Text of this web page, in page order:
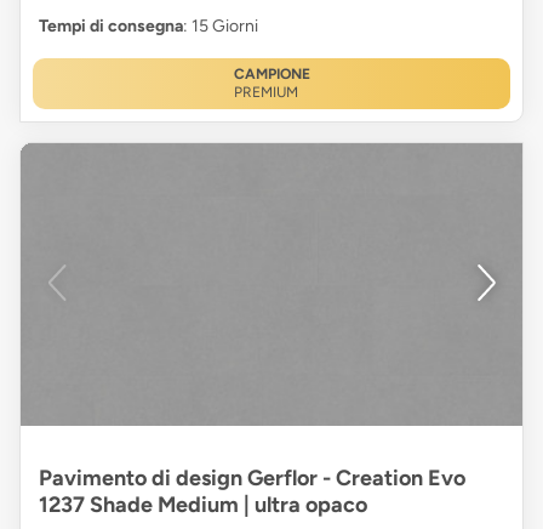
Tempi di consegna: 15 Giorni
CAMPIONE
PREMIUM
Pavimento di design Gerflor - Creation Evo
1237 Shade Medium | ultra opaco